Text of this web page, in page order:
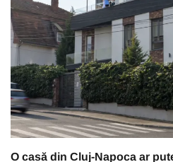
O casă din Cluj-Napoca ar